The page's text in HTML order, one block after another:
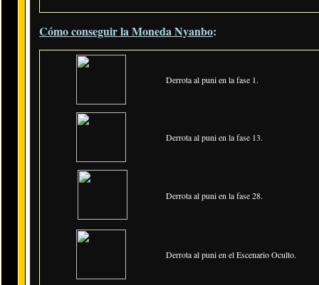
Cómo conseguir la Moneda Nyanbo:
Derrota al puni en la fase 1.
Derrota al puni en la fase 13.
Derrota al puni en la fase 28.
Derrota al puni en el Escenario Oculto.